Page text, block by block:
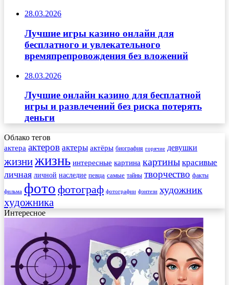
28.03.2026
Лучшие игры казино онлайн для
бесплатного и увлекательного
времяпрепровождения без вложений
28.03.2026
Лучшие онлайн казино для бесплатной
игры и развлечений без риска потерять
деньги
Облако тегов
актера актеров актеры актёры биография горячие девушки
жизнижизнь интересные картина картины красивые
личная личной наследие певца самые тайны творчество факты
фильма фото фотограф фотографии фэнтези художник
художника
Интересное